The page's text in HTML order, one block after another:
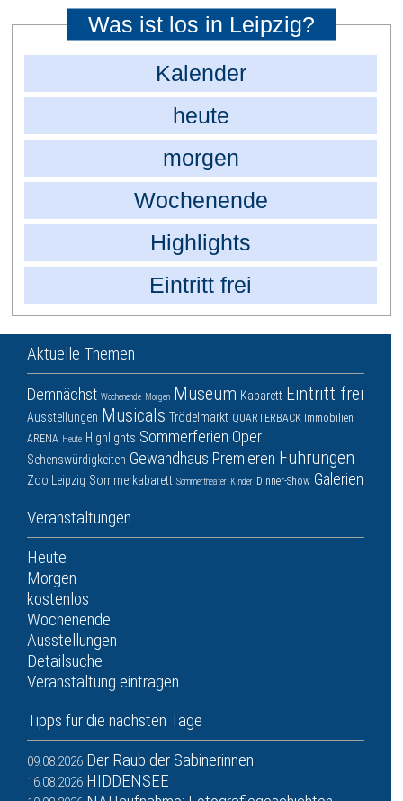
Was ist los in Leipzig?
Kalender
heute
morgen
Wochenende
Highlights
Eintritt frei
Aktuelle Themen
Demnächst Wochenende Morgen Museum Kabarett Eintritt frei
Ausstellungen Musicals Trödelmarkt QUARTERBACK Immobilien
ARENA Heute Highlights Sommerferien Oper
Sehenswürdigkeiten Gewandhaus Premieren Führungen
Zoo Leipzig Sommerkabarett Sommertheater Kinder Dinner-Show Galerien
Veranstaltungen
Heute
Morgen
kostenlos
Wochenende
Ausstellungen
Detailsuche
Veranstaltung eintragen
Tipps für die nächsten Tage
09.08.2026 Der Raub der Sabinerinnen
16.08.2026 HIDDENSEE